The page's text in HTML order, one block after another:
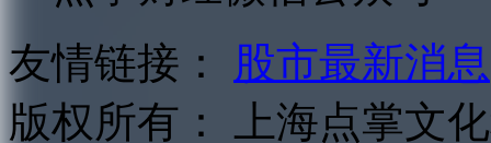
友情链接：
股市最新消息
版权所有：
上海点掌文